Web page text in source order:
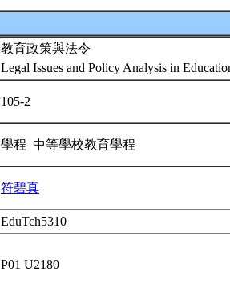
教育政策與法令
Legal Issues and Policy Analysis in
105-2
學程 中等學校教育學程
符碧真
EduTch5310
P01 U2180